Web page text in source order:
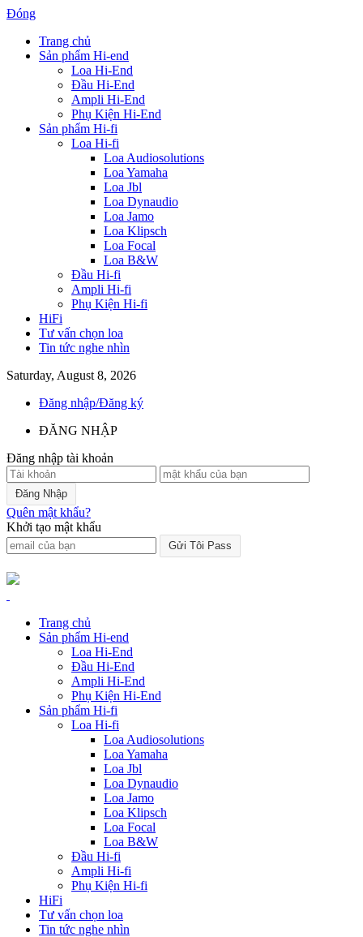
Đóng
Trang chủ
Sản phẩm Hi-end
Loa Hi-End
Đầu Hi-End
Ampli Hi-End
Phụ Kiện Hi-End
Sản phẩm Hi-fi
Loa Hi-fi
Loa Audiosolutions
Loa Yamaha
Loa Jbl
Loa Dynaudio
Loa Jamo
Loa Klipsch
Loa Focal
Loa B&W
Đầu Hi-fi
Ampli Hi-fi
Phụ Kiện Hi-fi
HiFi
Tư vấn chọn loa
Tin tức nghe nhìn
Saturday, August 8, 2026
Đăng nhập/Đăng ký
ĐĂNG NHẬP
Đăng nhập tài khoản
Quên mật khẩu?
Khởi tạo mật khẩu
Trang chủ
Sản phẩm Hi-end
Loa Hi-End
Đầu Hi-End
Ampli Hi-End
Phụ Kiện Hi-End
Sản phẩm Hi-fi
Loa Hi-fi
Loa Audiosolutions
Loa Yamaha
Loa Jbl
Loa Dynaudio
Loa Jamo
Loa Klipsch
Loa Focal
Loa B&W
Đầu Hi-fi
Ampli Hi-fi
Phụ Kiện Hi-fi
HiFi
Tư vấn chọn loa
Tin tức nghe nhìn